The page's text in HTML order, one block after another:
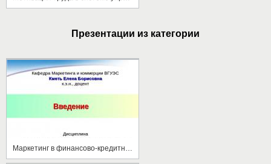
Презентации из категории